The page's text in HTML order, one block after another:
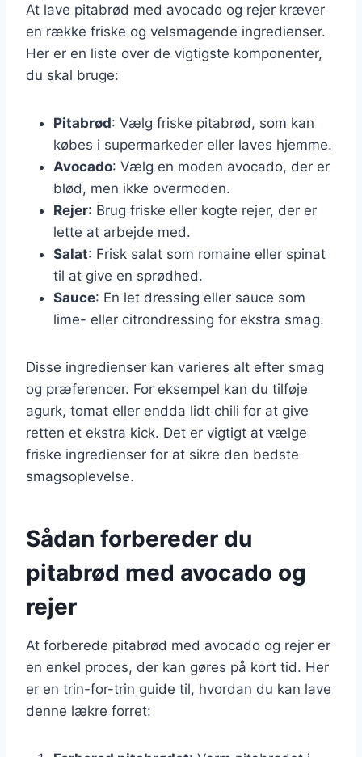
At lave pitabrød med avocado og rejer kræver
en række friske og velsmagende ingredienser.
Her er en liste over de vigtigste komponenter,
du skal bruge:
Pitabrød: Vælg friske pitabrød, som kan
købes i supermarkeder eller laves hjemme.
Avocado: Vælg en moden avocado, der er
blød, men ikke overmoden.
Rejer: Brug friske eller kogte rejer, der er
lette at arbejde med.
Salat: Frisk salat som romaine eller spinat
til at give en sprødhed.
Sauce: En let dressing eller sauce som
lime- eller citrondressing for ekstra smag.
Disse ingredienser kan varieres alt efter smag
og præferencer. For eksempel kan du tilføje
agurk, tomat eller endda lidt chili for at give
retten et ekstra kick. Det er vigtigt at vælge
friske ingredienser for at sikre den bedste
smagsoplevelse.
Sådan forbereder du
pitabrød med avocado og
rejer
At forberede pitabrød med avocado og rejer er
en enkel proces, der kan gøres på kort tid. Her
er en trin-for-trin guide til, hvordan du kan lave
denne lækre forret: